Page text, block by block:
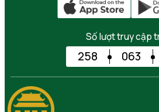
Số lượt truy cập
258 063